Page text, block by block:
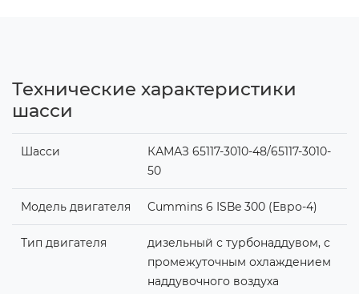
Технические характеристики
шасси
Шасси
КАМАЗ 65117-3010-48/65117-3010-
50
Модель двигателя Cummins 6 ISВe 300 (Евро-4)
Тип двигателя
дизельный с турбонаддувом, с
промежуточным охлаждением
наддувочного воздуха